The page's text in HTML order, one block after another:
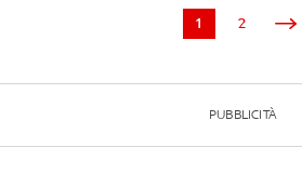
1 2
PUBBLICITÀ